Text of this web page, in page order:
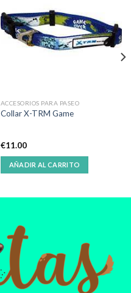
ACCESORIOS PARA PASEO
Collar X-TRM Game
€11.00
AÑADIR AL CARRITO